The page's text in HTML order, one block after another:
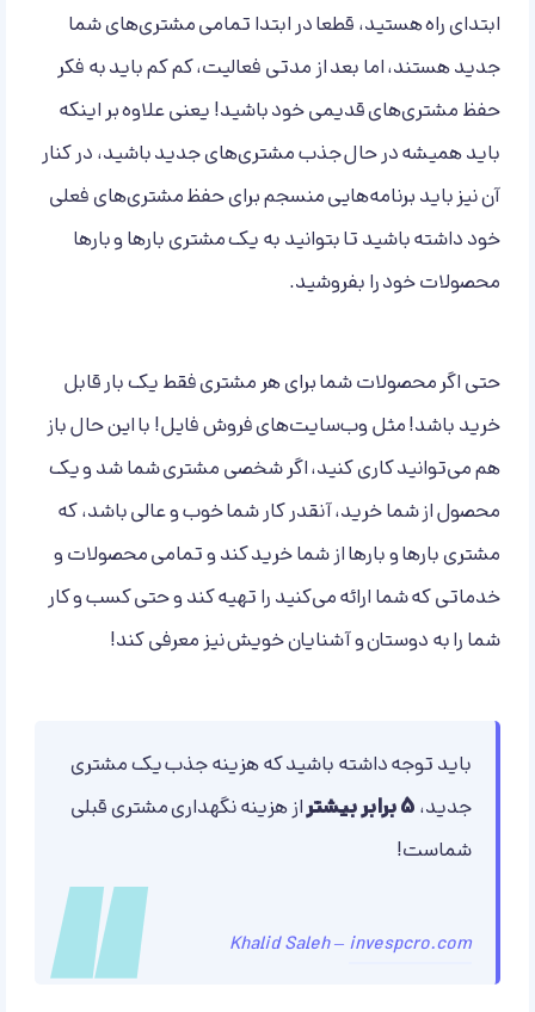
ابتدای راه هستید، قطعا در ابتدا تمامی مشتری‌های شما
جدید هستند، اما بعد از مدتی فعالیت، کم کم باید به فکر
حفظ مشتری‌های قدیمی خود باشید! یعنی علاوه بر اینکه
باید همیشه در حال جذب مشتری‌های جدید باشید، در کنار
آن نیز باید برنامه‌هایی منسجم برای حفظ مشتری‌های فعلی
خود داشته باشید تا بتوانید به یک مشتری بارها و بارها
محصولات خود را بفروشید.
حتی اگر محصولات شما برای هر مشتری فقط یک بار قابل
خرید باشد! مثل وب‌سایت‌های فروش فایل! با این حال باز
هم می‌توانید کاری کنید، اگر شخصی مشتری شما شد و یک
محصول از شما خرید، آنقدر کار شما خوب و عالی باشد، که
مشتری بارها و بارها از شما خرید کند و تمامی محصولات و
خدماتی که شما ارائه می‌کنید را تهیه کند و حتی کسب و کار
شما را به دوستان و آشنایان خویش نیز معرفی کند!
باید توجه داشته باشید که هزینه جذب یک مشتری
جدید،5 برابر بیشتر
از هزینه نگهداری مشتری قبلی
شماست!
Khalid Saleh – invespcro.com